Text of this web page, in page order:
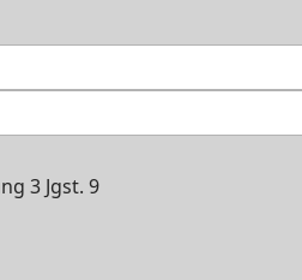
3 Jgst. 9